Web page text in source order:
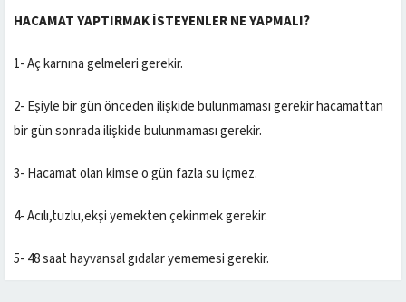
HACAMAT YAPTIRMAK İSTEYENLER NE YAPMALI?
1- Aç karnına gelmeleri gerekir.
2- Eşiyle bir gün önceden ilişkide bulunmaması gerekir hacamattan
bir gün sonrada ilişkide bulunmaması gerekir.
3- Hacamat olan kimse o gün fazla su içmez.
4- Acılı,tuzlu,ekşi yemekten çekinmek gerekir.
5- 48 saat hayvansal gıdalar yememesi gerekir.